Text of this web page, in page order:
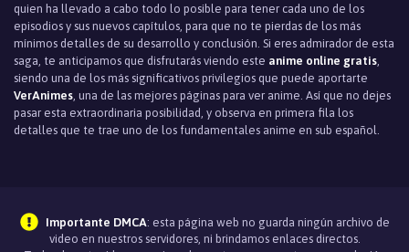
quien ha llevado a cabo todo lo posible para tener cada uno de los
episodios y sus nuevos capítulos, para que no te pierdas de los más
mínimos detalles de su desarrollo y conclusión. Si eres admirador de esta
saga, te anticipamos que disfrutarás viendo este anime online gratis
siendo una de los más significativos privilegios que puede aportarte
VerAnimes , una de las mejores páginas para ver anime. Así que no dejes
pasar esta extraordinaria posibilidad, y observa en primera fila los
detalles que te trae uno de los fundamentales anime en sub español.
Importante DMCA: esta página web no guarda ningún archivo de
video en nuestros servidores, ni brindamos enlaces directos.